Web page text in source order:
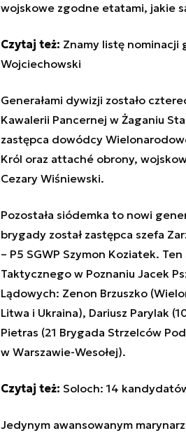
wojskowe zgodne etatami, jakie
Czytaj też: Znamy listę nominacji
Wojciechowski
Generałami dywizji zostało
Kawalerii Pancernej w Żaganiu
zastępca dowódcy
Król oraz attaché obrony,
Cezary Wiśniewski.
Pozostała siódemka to nowi
brygady został zastępca szefa
– P5 SGWP Szymon Koziatek.
Taktycznego w Poznaniu Jacek
Lądowych: Zenon Brzuszko
Litwa i Ukraina), Dariusz Parylak
Pietras (21 Brygada Strzelców
w Warszawie-Wesołej).
Czytaj też: Soloch: 14
Jedynym awansowanym